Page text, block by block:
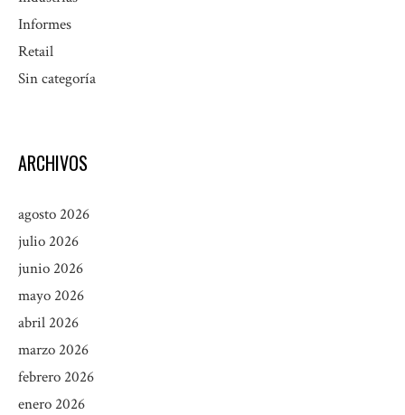
Informes
Retail
Sin categoría
ARCHIVOS
agosto 2026
julio 2026
junio 2026
mayo 2026
abril 2026
marzo 2026
febrero 2026
enero 2026